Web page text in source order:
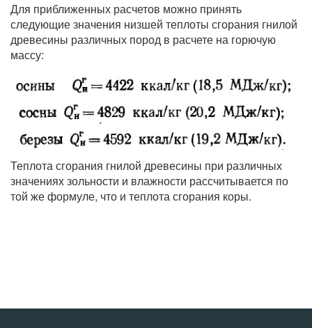
Для приближенных расчетов можно принять
следующие значения низшей теплоты сгорания гнилой
древесины различных пород в расчете на горючую
массу:
Теплота сгорания гнилой древесины при различных
значениях зольности и влажности рассчитывается по
той же формуле, что и теплота сгорания коры.